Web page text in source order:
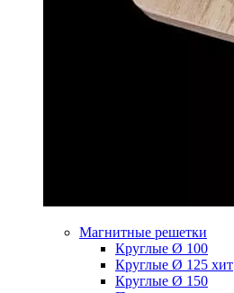
Магнитные решетки
Круглые Ø 100
Круглые Ø 125 хит
Круглые Ø 150